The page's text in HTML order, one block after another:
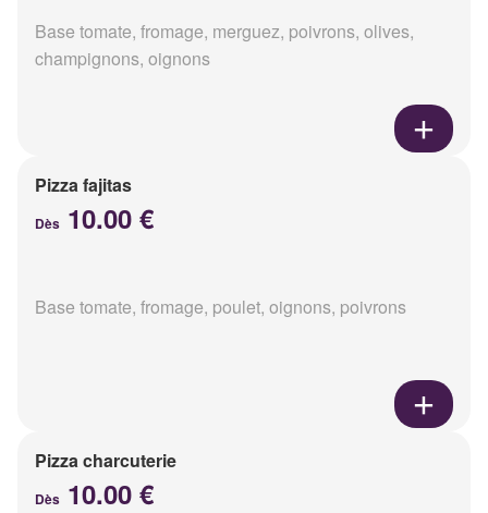
Base tomate, fromage, merguez, poivrons, olives,
champignons, oignons
Pizza fajitas
Dès 10.00 €
Base tomate, fromage, poulet, oignons, poivrons
Pizza charcuterie
Dès 10.00 €